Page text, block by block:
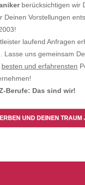
berücksichtigen wir
Vorstellungen
laufend Anfragen
Lasse uns gemeinsam
besten und erfahrensten
Berufe: Das sind wir!
UND DEINEN TRAUM